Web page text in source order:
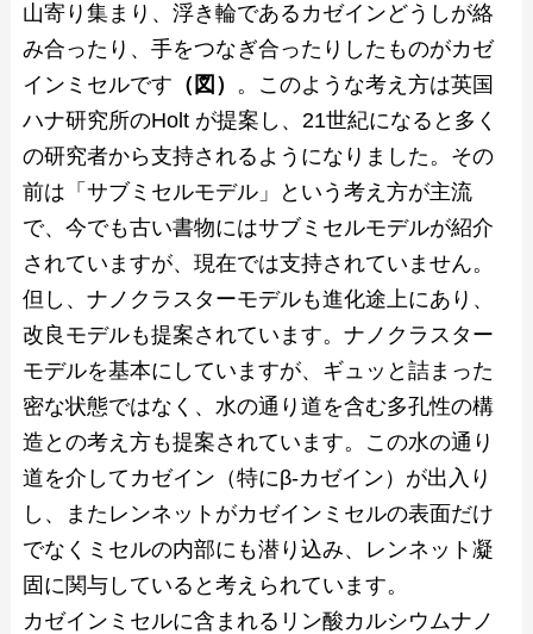
山寄り集まり、浮き輪であるカゼインどうしが絡
み合ったり、手をつなぎ合ったりしたものがカゼ
インミセルです （図） 。このような考え方は英国
ハナ研究所のHolt が提案し、21世紀になると多く
の研究者から支持されるようになりました。その
前は「サブミセルモデル」という考え方が主流
で、今でも古い書物にはサブミセルモデルが紹介
されていますが、現在では支持されていません。
但し、ナノクラスターモデルも進化途上にあり、
改良モデルも提案されています。ナノクラスター
モデルを基本にしていますが、ギュッと詰まった
密な状態ではなく、水の通り道を含む多孔性の構
造との考え方も提案されています。この水の通り
道を介してカゼイン（特にβ-カゼイン）が出入り
し、またレンネットがカゼインミセルの表面だけ
でなくミセルの内部にも潜り込み、レンネット凝
固に関与していると考えられています。
カゼインミセルに含まれるリン酸カルシウムナノ